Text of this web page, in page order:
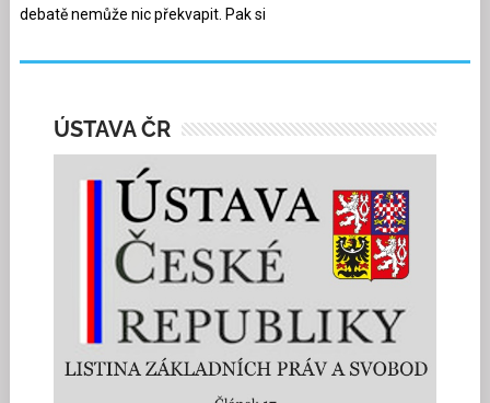
debatě nemůže nic překvapit. Pak si
ÚSTAVA ČR